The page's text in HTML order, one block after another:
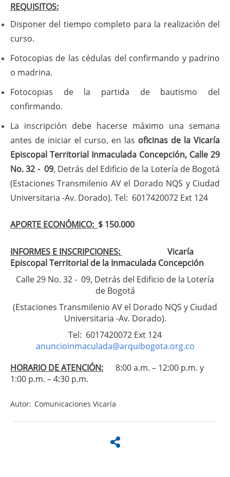
REQUISITOS:
Disponer del tiempo completo para la realización del
curso.
Fotocopias de las cédulas del confirmando y padrino
o madrina.
Fotocopias de la partida de bautismo del
confirmando.
La inscripción debe hacerse máximo una semana
antes de iniciar el curso, en las oficinas de la Vicaría
Episcopal Territorial Inmaculada Concepción, Calle 29
No. 32 - 09, Detrás del Edificio de la Lotería de Bogotá
(Estaciones Transmilenio AV el Dorado NQS y Ciudad
Universitaria -Av. Dorado). Tel: 6017420072 Ext 124
APORTE ECONÓMICO: $ 150.000
INFORMES E INSCRIPCIONES:
Vicaría
Episcopal Territorial de la Inmaculada Concepción
Calle 29 No. 32 - 09, Detrás del Edificio de la Lotería
de Bogotá
(Estaciones Transmilenio AV el Dorado NQS y Ciudad
Universitaria -Av. Dorado).
Tel: 6017420072 Ext 124
anuncioinmaculada@arquibogota.org.co
HORARIO DE ATENCIÓN: 8:00 a.m. – 12:00 p.m. y
1:00 p.m. – 4:30 p.m.
Autor: Comunicaciones Vicaría